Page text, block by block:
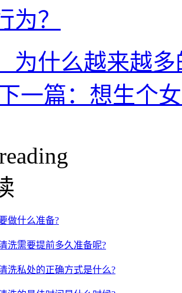
为？
为什么越来越
一篇：想生个
做什么准备?
洗需要提前多久准备呢?
洗私处的正确方式是什么?